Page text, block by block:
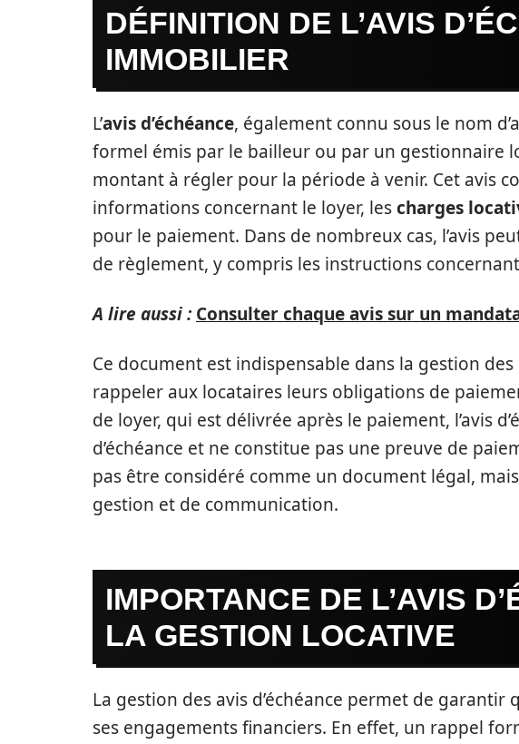
DÉFINITION DE L’AVIS
IMMOBILIER
L’avis d’échéance, également connu sous le nom
formel émis par le bailleur ou par un gestionnaire
montant à régler pour la période à venir. Cet avis
informations concernant le loyer, lescharges
pour le paiement. Dans de nombreux cas, l’avis
de règlement, y compris les instructions
A lire aussi : Consulter chaque avis sur un
Ce document est indispensable dans la gestion
rappeler aux locataires leurs obligations de
de loyer, qui est délivrée après le paiement, l’avis
d’échéance et ne constitue pas une preuve de
pas être considéré comme un document légal,
gestion et de communication.
IMPORTANCE DE L’AVIS
LA GESTION LOCATIVE
La gestion des avis d’échéance permet de
ses engagements financiers. En effet, un rappel